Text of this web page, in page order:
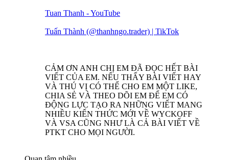
Tuan Thanh - YouTube
Tuấn Thành (@thanhngo.trader) | TikTok
CẢM ƠN ANH CHỊ EM ĐÃ ĐỌC HẾT BÀI
VIẾT CỦA EM. NẾU THẤY BÀI VIẾT HAY
VÀ THÚ VỊ CÓ THỂ CHO EM MỘT LIKE,
CHIA SẺ VÀ THEO DÕI EM ĐỂ EM CÓ
ĐỘNG LỰC TẠO RA NHỮNG VIẾT MANG
NHIỀU KIẾN THỨC MỚI VỀ WYCKOFF
VÀ VSA CŨNG NHƯ LÀ CẢ BÀI VIẾT VỀ
PTKT CHO MỌI NGƯỜI.